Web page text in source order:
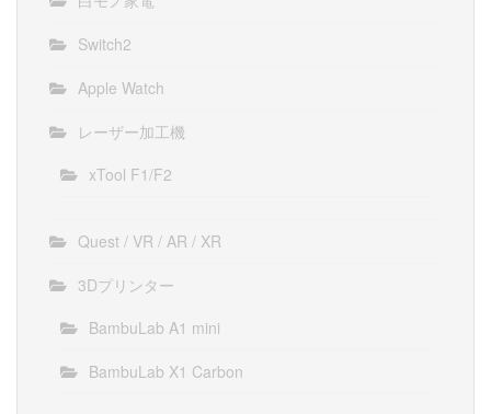
Switch2
Apple Watch
レーザー加工機
xTool F1/F2
Quest / VR / AR / XR
3Dプリンター
BambuLab A1 mini
BambuLab X1 Carbon